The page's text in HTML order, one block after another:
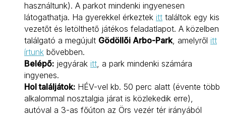
használtunk). A parkot mindenki ingyenesen
látogathatja. Ha gyerekkel érkeztek itt találtok egy kis
vezetőt és letölthető játékos feladatlapot. A közelben
találgató a megújult Gödöllői Arbo-Park, amelyről itt
írtunk bővebben.
Belépő: jegyárak itt, a park mindenki számára
ingyenes.
Hol találjátok: HÉV-vel kb. 50 perc alatt (évente több
alkalommal nosztalgia járat is közlekedik erre),
autóval a 3-as főúton az Örs vezér tér irányából